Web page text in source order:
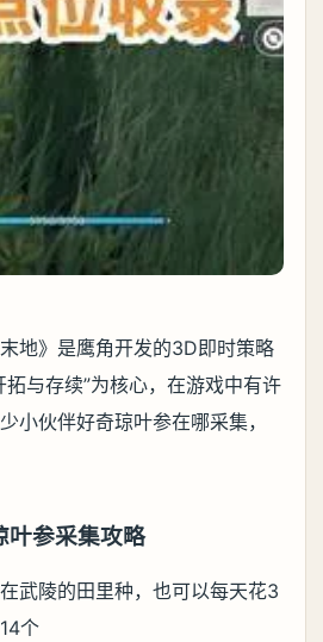
末地》是鹰角开发的3D即时策略
拓与存续”为核心，在游戏中有许
小伙伴好奇琼叶参在哪采集，
叶参采集攻略
武陵的田里种，也可以每天花3
个